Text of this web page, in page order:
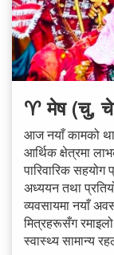
♈ मेष (चु,
आज नयाँ कामको
आर्थिक क्षेत्रमा
पारिवारिक सहयोग
अध्ययन तथा
व्यवसायमा नयाँ
मित्रहरूसँग
स्वास्थ्य सामान्य